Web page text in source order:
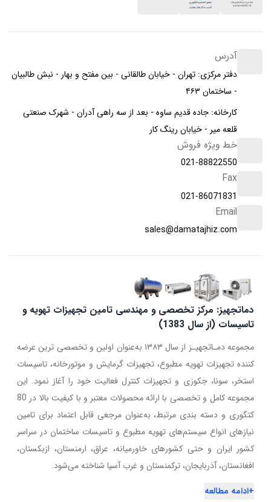
آدرس
دفتر مرکزی: تهران - خیابان طالقانی - بین مفتح و بهار - نبش طالبیان
- ساختمان ۴۶۳
کارخانه: جاده قدیم ساوه - بعد از سه راهی آدران - شهرک صنعتی
قلعه میر - خیابان رینگ کار
خط ویژه فروش
021-88822550
Fax
021-86071831
Email
sales@damatajhiz.com
دماتجهیز: مرکز تخصصی و مهندسی تامین تجهیزات تهویه و
تاسیسات (از سال 1383)
مجموعه دمـاتجهیـز از سال ۱۳۸۳ به‌عنوان اولین و تخصصی ترین عرضه
کننده تجهیزات تهویه مطبوع، تجهیزات گرمایش و موتورخانه، تاسیسات
استخر، سونا، جکوزی و تجهیزات کنترل فعالیت خود را آغاز نمود. این
مجموعه کامل و تخصصی با ارائه محصولات معتبر و با کیفیت بالا در 80
کتگوری و دسته بندی مرتبط، به‌عنوان مرجعی قابل اعتماد برای تامین
نیازهای انواع سیستم‌های تهویه مطبوع و تاسیسات ساختمان در سراسر
کشور ایران و حتی کشورهای خاورمیانه، عراق، ارمنستان، ازبکستان،
افغانستان، آذربایجان، ترکمنستان و غرب آسیا شناخته می‌شود.
+ادامه مطالعه